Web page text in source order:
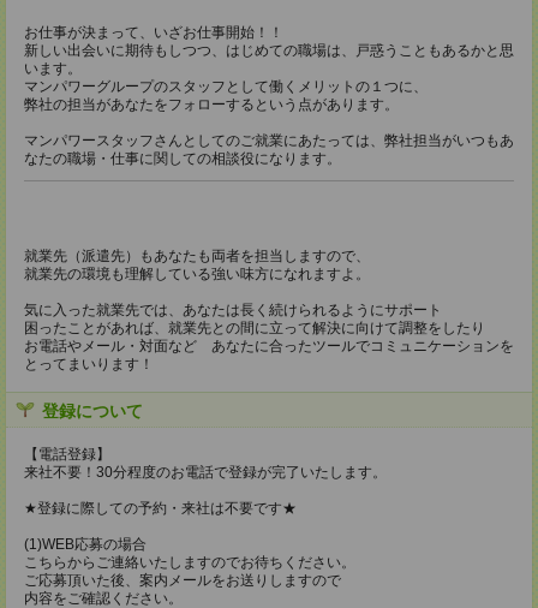
お仕事が決まって、いざお仕事開始！！
新しい出会いに期待もしつつ、はじめての職場は、戸惑うこともあるかと思
います。
マンパワーグループのスタッフとして働くメリットの１つに、
弊社の担当があなたをフォローするという点があります。
マンパワースタッフさんとしてのご就業にあたっては、弊社担当がいつもあ
なたの職場・仕事に関しての相談役になります。
就業先（派遣先）もあなたも両者を担当しますので、
就業先の環境も理解している強い味方になれますよ。
気に入った就業先では、あなたは長く続けられるようにサポート
困ったことがあれば、就業先との間に立って解決に向けて調整をしたり
お電話やメール・対面など あなたに合ったツールでコミュニケーションを
とってまいります！
登録について
【電話登録】
来社不要！30分程度のお電話で登録が完了いたします。
★登録に際しての予約・来社は不要です★
(1)WEB応募の場合
こちらからご連絡いたしますのでお待ちください。
ご応募頂いた後、案内メールをお送りしますので
内容をご確認ください。